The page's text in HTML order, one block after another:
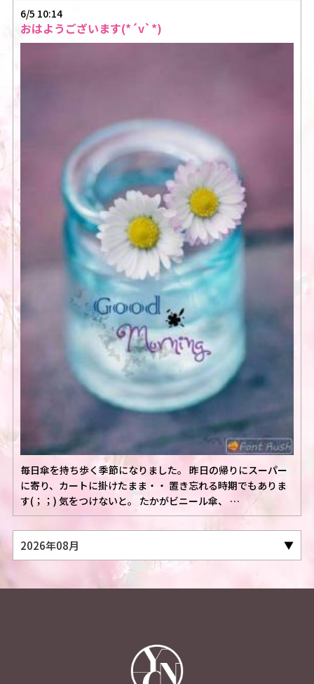
6/5 10:14
おはようございます(*´v`*)
毎日傘を持ち歩く季節になりました。 昨日の帰りにスーパー
に寄り、カートに掛けたまま・・ 置き忘れる時期でもありま
す(；；) 気をつけないと。 たかがビニール傘、 …